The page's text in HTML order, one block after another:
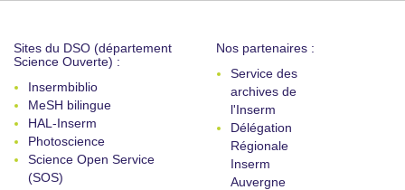
Sites du DSO (département
Science Ouverte) :
Insermbiblio
MeSH bilingue
HAL-Inserm
Photoscience
Science Open Service
(SOS)
Nos partenaires :
Service des
archives de
l'Inserm
Délégation
Régionale
Inserm
Auvergne